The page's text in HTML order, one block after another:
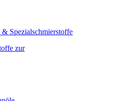
Spezialschmierstoffe
zur